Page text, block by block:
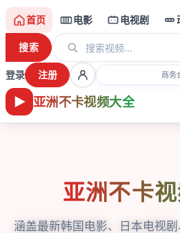
亚洲不卡视频大全
首页 电影 电视剧
搜索
登录 注册 商务
亚洲不卡
涵盖最新韩国电影、日本电视